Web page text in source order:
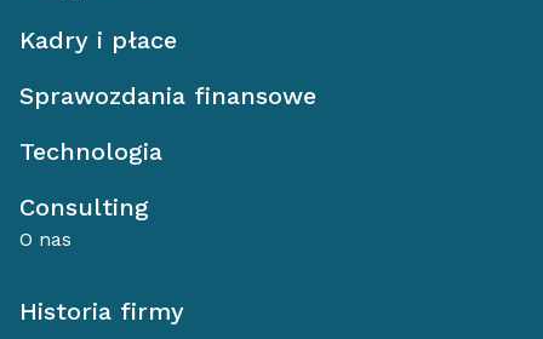
Kadry i płace
Sprawozdania finansowe
Technologia
Consulting
O nas
Historia firmy